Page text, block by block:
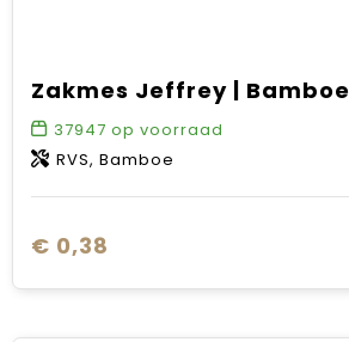
Zakmes Jeffrey | Bamboe
37947 op voorraad
RVS, Bamboe
€ 0,38